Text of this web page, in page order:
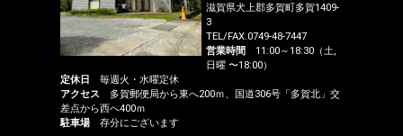
滋賀県犬上郡多賀町多賀1409-
3
TEL/FAX.0749-48-7447
営業時間 11:00～18:30（土,
日曜 〜18:00）
定休日 毎週火・水曜定休
アクセス 多賀郵便局から東へ200ｍ、国道306号「多賀北」交
差点から西へ400ｍ
駐車場 存分にございます